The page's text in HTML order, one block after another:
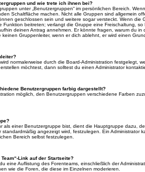
und wie trete ich ihnen bei?
unter „Benutzergruppen“ im persönlichen Bereich.
Schaltfläche machen. Nicht alle Gruppen sind allgemein
geschlossen sein und weitere sogar versteckt. Wenn die
Funktion beitreten; verlangt die Gruppe eine Freischaltung,
deinen Antrag annehmen. Er könnte fragen, warum du in
keinen Gruppenleiter, wenn er dich ablehnt, er wird einen
normalerweise durch die Board-Administration festgelegt,
möchtest, dann solltest du einen Administrator
Benutzergruppen farbig dargestellt?
möglich, den Benutzergruppen verschiedene Farben
als einer Benutzergruppe bist, dient die Hauptgruppe dazu,
standardmäßig angezeigt wird, festzulegen. Ein Administrator
Bereich selbst festzulegen.
Link auf der Startseite?
eine Auflistung des Forenteams, einschließlich der
wie die Foren, die diese im Einzelnen moderieren.